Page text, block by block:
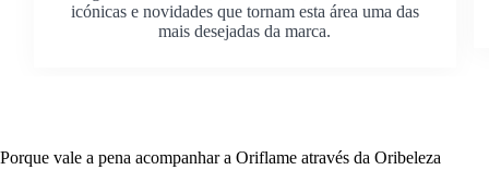
icónicas e novidades que tornam esta área uma das
mais desejadas da marca.
Porque vale a pena acompanhar a Oriflame através da Oribeleza